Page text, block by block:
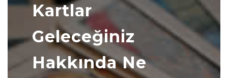
Kartlar
Geleceğiniz
Hakkında Ne